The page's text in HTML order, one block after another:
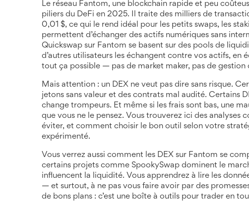
Le réseau Fantom, une blockchain rapide et peu
piliers du DeFi en 2025. Il traite des milliers de
0,01 $, ce qui le rend idéal pour les petits swaps, les
permettent d’échanger des actifs numériques sans
Quickswap sur Fantom se basent sur des pools de
d’autres utilisateurs les échangent contre vos actifs, en
tout ça possible — pas de market maker, pas de
Mais attention : un DEX ne veut pas dire sans risque.
jetons sans valeur et des contrats mal audité. Certains
change trompeurs. Et même si les frais sont bas, une
que vous ne le pensez. Vous trouverez ici des analyses
éviter, et comment choisir le bon outil selon votre
expérimenté.
Vous verrez aussi comment les DEX sur Fantom se
certains projets comme SpookySwap dominent le
influencent la liquidité. Vous apprendrez à lire les
— et surtout, à ne pas vous faire avoir par des
de bons plans : c’est une boîte à outils pour trader en